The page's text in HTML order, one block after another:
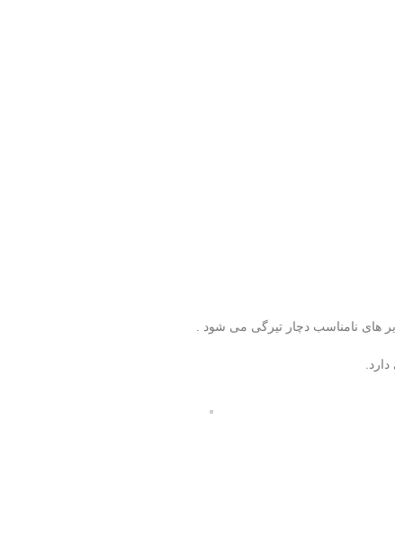
های نامناسب دچار تیرگی می شود .